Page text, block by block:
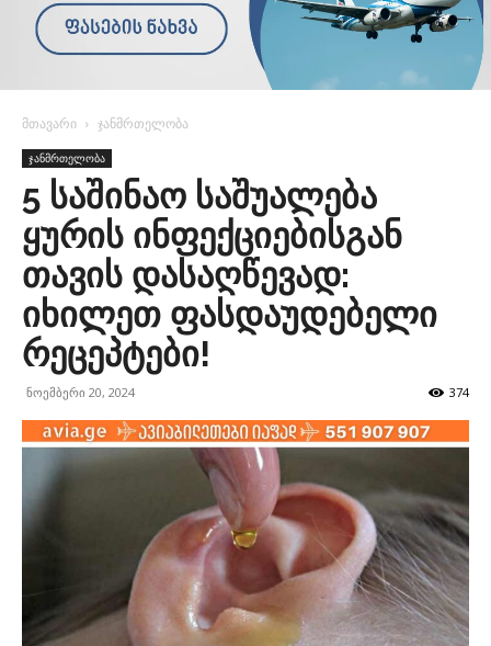
მთავარი ჯანმრთელობა
ჯანმრთელობა
5 საშინაო საშუალება
ყურის ინფექციებისგან
თავის დასაღწევად:
იხილეთ ფასდაუდებელი
რეცეპტები!
ნოემბერი 20, 2024 374